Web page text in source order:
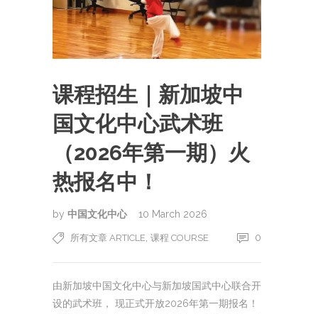
课程招生｜新加坡中
国文化中心武术班
（2026年第一期）火
热报名中！
by 中国文化中心 10 March 2026
所有文章 ARTICLE 课程 COURSE 0
由新加坡中国文化中心与新加坡国武中心联合开
设的武术班， 现正式开放2026年第一期报名！